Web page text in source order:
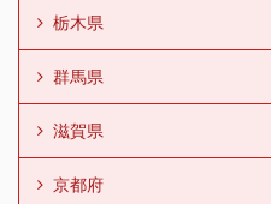
栃木県
群馬県
滋賀県
京都府